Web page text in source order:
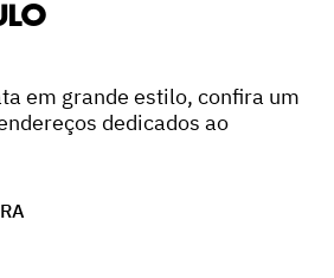
em grande estilo, confira um
dedicados ao